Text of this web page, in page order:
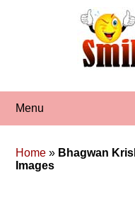
Menu
Home » Bhagwan
Images